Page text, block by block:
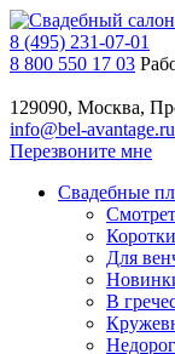
8 (495) 231-07-01
8 800 550 17 03
129090, Москва,
info@bel-avantage.ru
Перезвоните мне
Свадебные
Для
В